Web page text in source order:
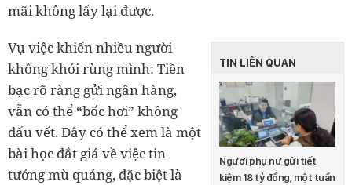
mãi không lấy lại được.
TIN LIÊN QUAN
Người phụ nữ gửi tiết
kiệm 18 tỷ đồng, một tuần
Vụ việc khiến nhiều người
không khỏi rùng mình: Tiền
bạc rõ ràng gửi ngân hàng,
vẫn có thể “bốc hơi” không
dấu vết. Đây có thể xem là một
bài học đắt giá về việc tin
tưởng mù quáng, đặc biệt là